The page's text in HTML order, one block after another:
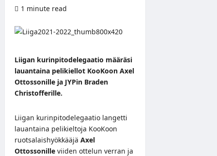
1 minute read
Liigan kurinpitodelegaatio määräsi
lauantaina pelikiellot KooKoon Axel
Ottossonille ja JYPin Braden
Christofferille.
Liigan kurinpitodelegaatio langetti
lauantaina pelikieltoja KooKoon
ruotsalaishyökkääjä Axel
Ottossonille viiden ottelun verran ja